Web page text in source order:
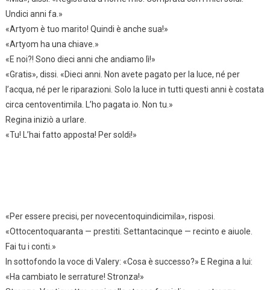
Undici anni fa.»
«Artyom è tuo marito! Quindi è anche sua!»
«Artyom ha una chiave.»
«E noi?! Sono dieci anni che andiamo lì!»
«Gratis», dissi. «Dieci anni. Non avete pagato per la luce, né per
l’acqua, né per le riparazioni. Solo la luce in tutti questi anni è costata
circa centoventimila. L’ho pagata io. Non tu.»
Regina iniziò a urlare.
«Tu! L’hai fatto apposta! Per soldi!»
«Per essere precisi, per novecentoquindicimila», risposi.
«Ottocentoquaranta — prestiti. Settantacinque — recinto e aiuole.
Fai tu i conti.»
In sottofondo la voce di Valery: «Cosa è successo?» E Regina a lui:
«Ha cambiato le serrature! Stronza!»